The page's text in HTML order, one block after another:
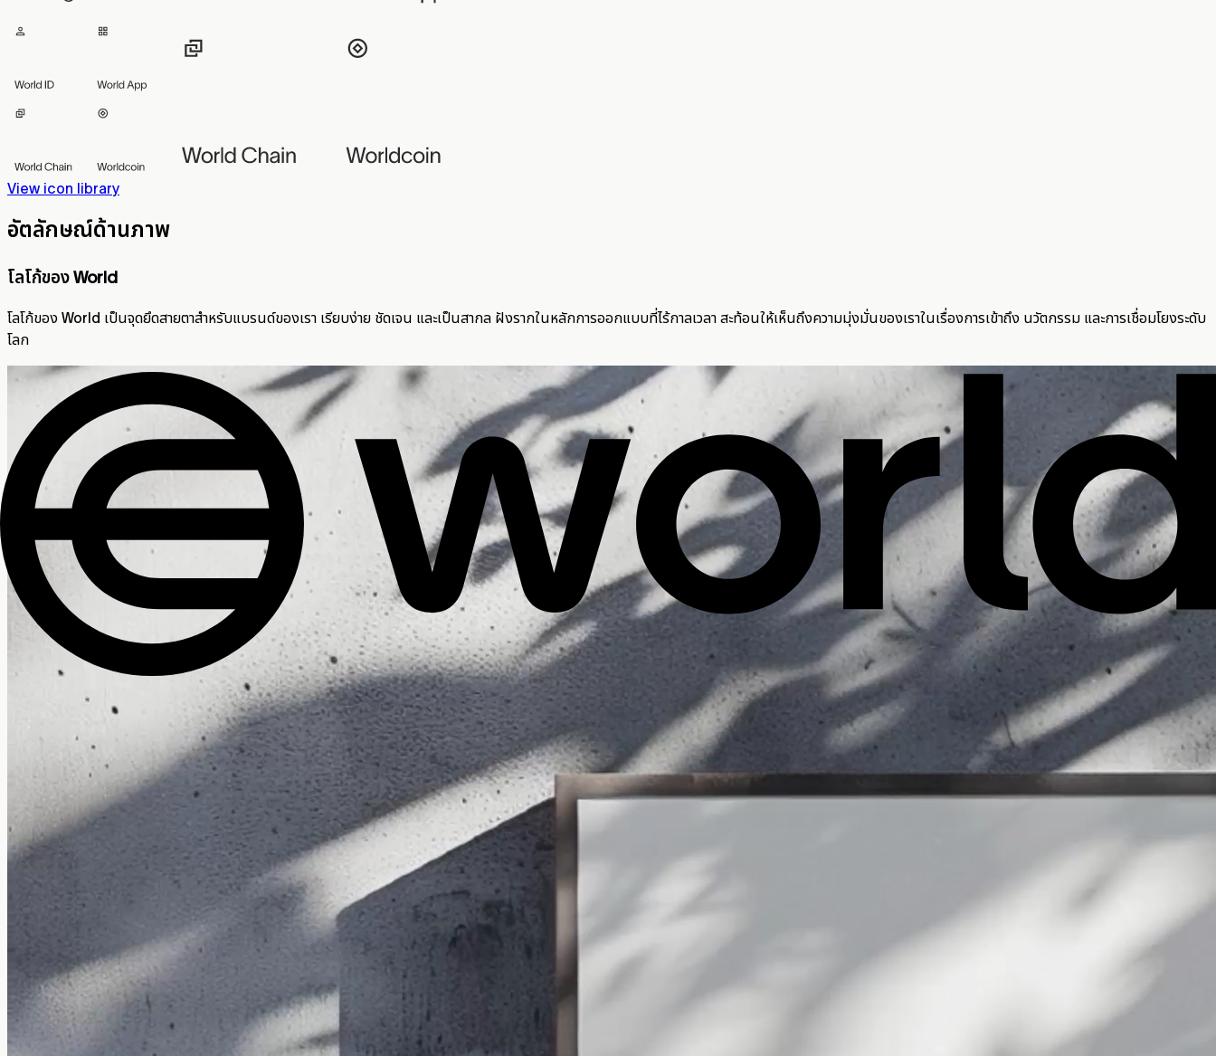
View icon library
อัตลักษณ์ด้านภาพ
โลโก้ของ World
โลโก้ของ World เป็นจุดยึดสายตาสำหรับแบรนด์ของเรา เรียบง่าย ชัดเจน และเป็นสากล ฝังรากในหลักการออกแบบที่ไร้กาลเวลา สะท้อนให้เห็นถึงความมุ่งมั่นของเราในเรื่องการเข้าถึง นวัตกรรม และการเชื่อมโยงระดับ
โลก